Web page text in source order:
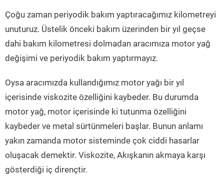
Çoğu zaman periyodik bakım yaptıracağımız kilometreyi
unuturuz. Üstelik önceki bakım üzerinden bir yıl geçse
dahi bakım kilometresi dolmadan aracımıza motor yağ
değişimi ve periyodik bakım yaptırmayız.
Oysa aracımızda kullandığımız motor yağı bir yıl
içerisinde viskozite özelliğini kaybeder. Bu durumda
motor yağ, motor içerisinde ki tutunma özelliğini
kaybeder ve metal sürtünmeleri başlar. Bunun anlamı
yakın zamanda motor sisteminde çok ciddi hasarlar
oluşacak demektir. Viskozite, Akışkanın akmaya karşı
gösterdiği iç dirençtir.